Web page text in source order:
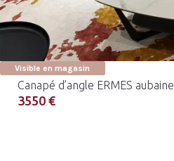
Visible en magasin
Canapé d’angle ERMES aubaine
3550 €